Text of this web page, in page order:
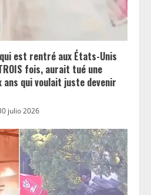
est rentré aux États-Unis
fois, aurait tué une
qui voulait juste devenir
julio 2026